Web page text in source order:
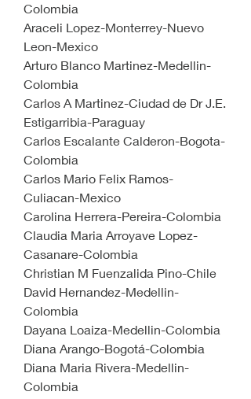
Colombia
Araceli Lopez-Monterrey-Nuevo
Leon-Mexico
Arturo Blanco Martinez-Medellin-
Colombia
Carlos A Martinez-Ciudad de Dr J.E.
Estigarribia-Paraguay
Carlos Escalante Calderon-Bogota-
Colombia
Carlos Mario Felix Ramos-
Culiacan-Mexico
Carolina Herrera-Pereira-Colombia
Claudia Maria Arroyave Lopez-
Casanare-Colombia
Christian M Fuenzalida Pino-Chile
David Hernandez-Medellin-
Colombia
Dayana Loaiza-Medellin-Colombia
Diana Arango-Bogotá-Colombia
Diana Maria Rivera-Medellin-
Colombia